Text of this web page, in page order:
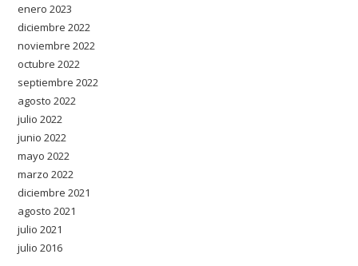
enero 2023
diciembre 2022
noviembre 2022
octubre 2022
septiembre 2022
agosto 2022
julio 2022
junio 2022
mayo 2022
marzo 2022
diciembre 2021
agosto 2021
julio 2021
julio 2016